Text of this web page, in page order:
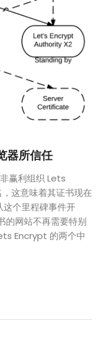
器所信任
赢利组织 Lets
这意味着其证书现在
这个里程碑事件开
的网站不再需要特别
Encrypt 的两个中